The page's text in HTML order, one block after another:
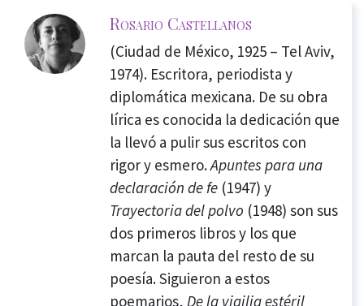
Rosario Castellanos
(Ciudad de México, 1925 – Tel Aviv,
1974). Escritora, periodista y
diplomática mexicana. De su obra
lírica es conocida la dedicación que
la llevó a pulir sus escritos con
rigor y esmero.Apuntes para una
declaración de fe(1947) y
Trayectoria del polvo (1948) son sus
dos primeros libros y los que
marcan la pauta del resto de su
poesía. Siguieron a estos
poemarios, De la vigilia estéril